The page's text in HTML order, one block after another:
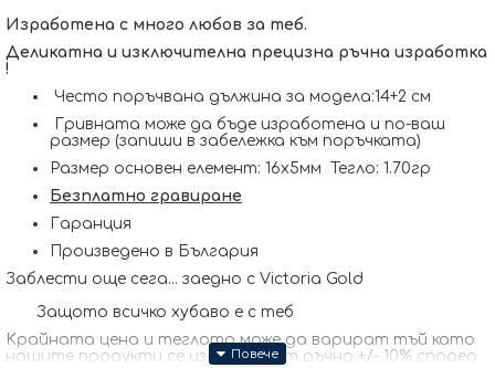
Изработена с много любов за теб.
Деликатна и изключителна прецизна ръчна изработка
!
Често поръчвана дължина за модела:14+2 см
Гривната може да бъде изработена и по-ваш
размер (запиши в забележка към поръчката)
Размер основен елемент: 16х5мм Тегло: 1.70гр
Безплатно гравиране
Гаранция
Произведено в България
Заблести още сега... заедно с Victoria Gold
Защото всичко хубаво е с теб
Kрайната цена и теглото може да варират тъй като
нашите продукти се изработват ръчно +/- 10% според